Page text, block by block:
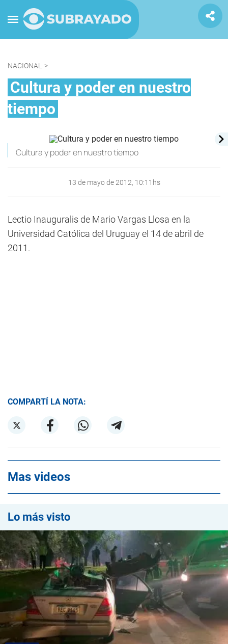
NACIONAL >
Cultura y poder en nuestro
tiempo
Cultura y poder en nuestro tiempo
13 de mayo de 2012, 10:11hs
Lectio Inauguralis de Mario Vargas Llosa en la
Universidad Católica del Uruguay el 14 de abril de
2011.
COMPARTÍ LA NOTA:
Mas videos
Lo más visto